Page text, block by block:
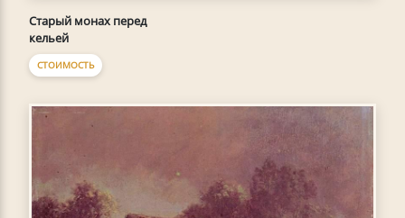
Старый монах перед
кельей
СТОИМОСТЬ